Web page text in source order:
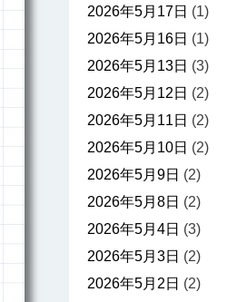
2026年5月17日 (1)
2026年5月16日 (1)
2026年5月13日 (3)
2026年5月12日 (2)
2026年5月11日 (2)
2026年5月10日 (2)
2026年5月9日 (2)
2026年5月8日 (2)
2026年5月4日 (3)
2026年5月3日 (2)
2026年5月2日 (2)